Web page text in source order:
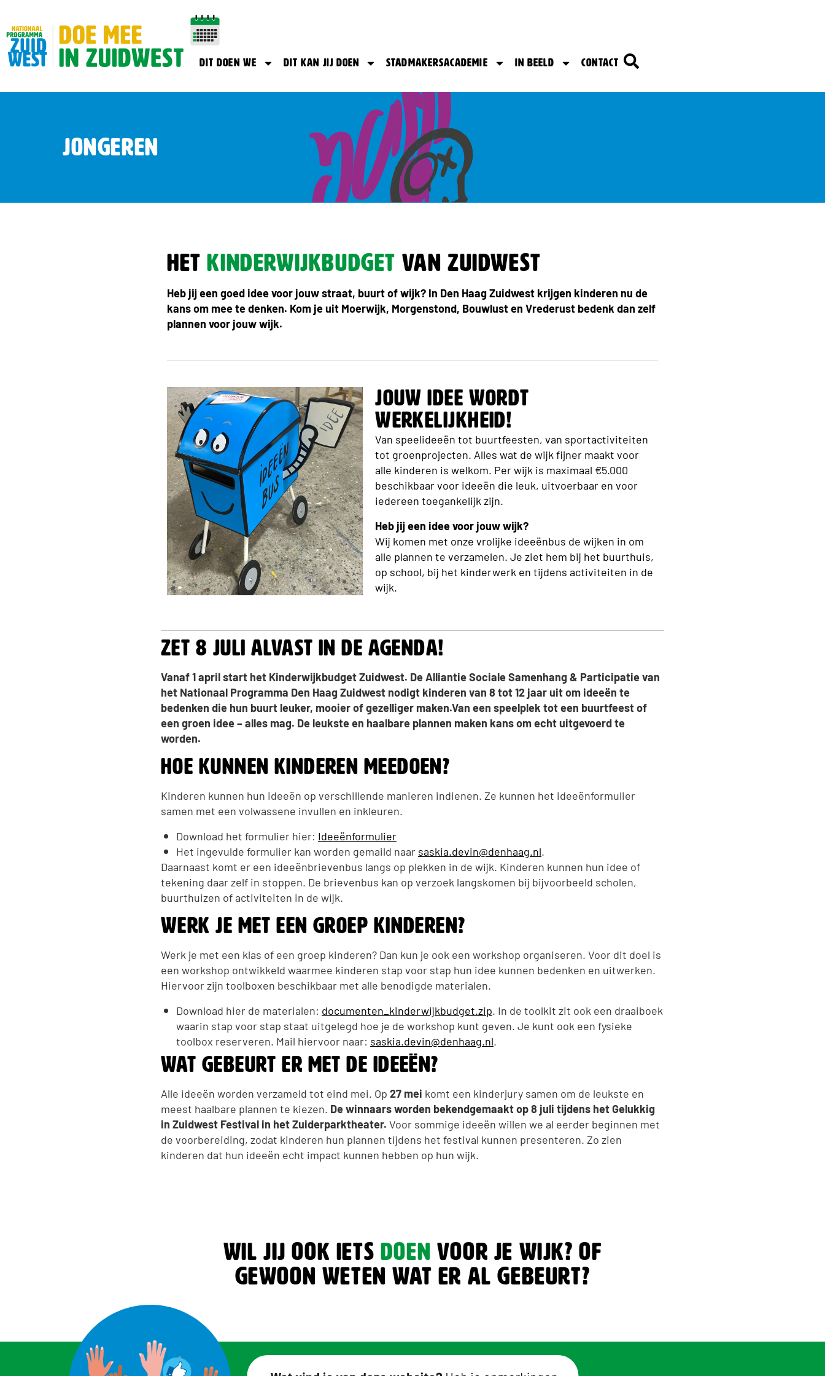
Dit doen we Dit kan jij doen Stadmakersacademie In beeld Contact
jongeren
Het kinderwijkbudget van Zuidwest
Heb jij een goed idee voor jouw straat, buurt of wijk? In Den Haag Zuidwest krijgen kinderen nu de
kans om mee te denken. Kom je uit Moerwijk, Morgenstond, Bouwlust en Vrederust bedenk dan zelf
plannen voor jouw wijk.
Jouw idee wordt
werkelijkheid!
Van speelideeën tot buurtfeesten, van sportactiviteiten
tot groenprojecten. Alles wat de wijk fijner maakt voor
alle kinderen is welkom. Per wijk is maximaal €5.000
beschikbaar voor ideeën die leuk, uitvoerbaar en voor
iedereen toegankelijk zijn.
Heb jij een idee voor jouw wijk?
Wij komen met onze vrolijke ideeënbus de wijken in om
alle plannen te verzamelen. Je ziet hem bij het buurthuis,
op school, bij het kinderwerk en tijdens activiteiten in de
wijk.
Zet 8 juli alvast in de agenda!
Vanaf 1 april start het Kinderwijkbudget Zuidwest. De Alliantie Sociale Samenhang & Participatie van
het Nationaal Programma Den Haag Zuidwest nodigt kinderen van 8 tot 12 jaar uit om ideeën te
bedenken die hun buurt leuker, mooier of gezelliger maken.Van een speelplek tot een buurtfeest of
een groen idee – alles mag. De leukste en haalbare plannen maken kans om echt uitgevoerd te
worden.
Hoe kunnen kinderen meedoen?
Kinderen kunnen hun ideeën op verschillende manieren indienen. Ze kunnen het ideeënformulier
samen met een volwassene invullen en inkleuren.
Download het formulier hier: Ideeënformulier
Het ingevulde formulier kan worden gemaild naar saskia.devin@denhaag.nl.
Daarnaast komt er een ideeënbrievenbus langs op plekken in de wijk. Kinderen kunnen hun idee of
tekening daar zelf in stoppen. De brievenbus kan op verzoek langskomen bij bijvoorbeeld scholen,
buurthuizen of activiteiten in de wijk.
Werk je met een groep kinderen?
Werk je met een klas of een groep kinderen? Dan kun je ook een workshop organiseren. Voor dit doel is
een workshop ontwikkeld waarmee kinderen stap voor stap hun idee kunnen bedenken en uitwerken.
Hiervoor zijn toolboxen beschikbaar met alle benodigde materialen.
Download hier de materialen: documenten_kinderwijkbudget.zip. In de toolkit zit ook een draaiboek
waarin stap voor stap staat uitgelegd hoe je de workshop kunt geven. Je kunt ook een fysieke
toolbox reserveren. Mail hiervoor naar: saskia.devin@denhaag.nl.
Wat gebeurt er met de ideeën?
Alle ideeën worden verzameld tot eind mei. Op 27 mei komt een kinderjury samen om de leukste en
meest haalbare plannen te kiezen. De winnaars worden bekendgemaakt op 8 juli tijdens het Gelukkig
in Zuidwest Festival in het Zuiderparktheater. Voor sommige ideeën willen we al eerder beginnen met
de voorbereiding, zodat kinderen hun plannen tijdens het festival kunnen presenteren. Zo zien
kinderen dat hun ideeën echt impact kunnen hebben op hun wijk.
Wil jij ook iets doen voor je wijk? Of
gewoon weten wat er al gebeurt?